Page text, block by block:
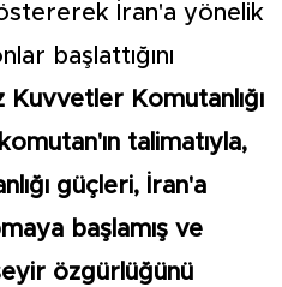
İran'a yönelik
başlattığını
Komutanlığı
talimatıyla,
güçleri, İran'a
başlamış ve
özgürlüğünü